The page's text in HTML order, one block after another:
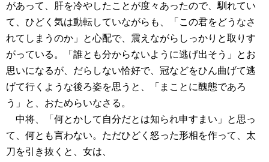
があって、肝を冷やしたことが度々あったので、馴れてい
て、ひどく気は動転していながらも、「この君をどうなさ
れてしまうのか」と心配で、震えながらしっかりと取りす
がっている。「誰とも分からないように逃げ出そう」とお
思いになるが、だらしない恰好で、冠などをひん曲げて逃
げて行くような後ろ姿を思うと、「まことに醜態であろ
う」と、おためらいなさる。
中将、「何とかして自分だとは知られ申すまい」と思っ
て、何とも言わない。ただひどく怒った形相を作って、太
刀を引き抜くと、女は、